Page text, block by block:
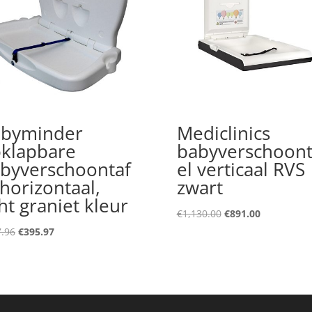
graniet kleur
Original
€395.97Current
Mediclinics
el verticaal RVS
zwart
€1,130.00 Original
€891.00Current